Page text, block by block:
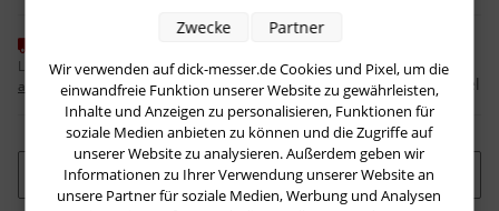
Lieferzeit:ca. 3 Wochen(DE - Ausland
abweichend)
Frage zum Artikel
Stk
Wir verwenden auf dick-messer.de Cookies und Pixel, um die
einwandfreie Funktion unserer Website zu gewährleisten,
Inhalte und Anzeigen zu personalisieren, Funktionen für
soziale Medien anbieten zu können und die Zugriffe auf
unserer Website zu analysieren. Außerdem geben wir
Informationen zu Ihrer Verwendung unserer Website an
unsere Partner für soziale Medien, Werbung und Analysen
Zwecke Partner